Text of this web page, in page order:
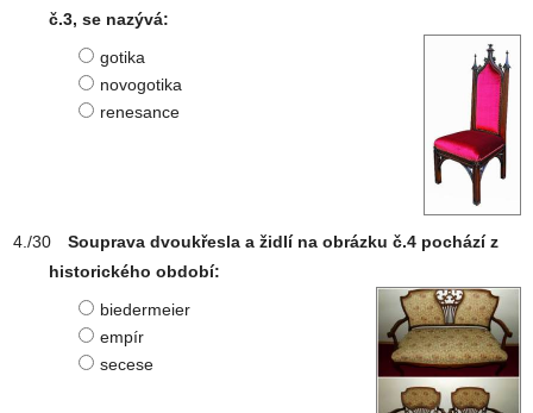
č.3, se nazývá:
gotika
novogotika
renesance
Souprava dvoukřesla a židlí na obrázku č.4 pochází z
historického období:
biedermeier
empír
secese